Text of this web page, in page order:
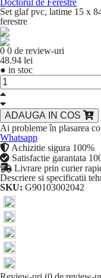
Doctorul de Ferestre
Set glaf pvc, latime 15 x
ferestre
0 0 de review-uri
48.94 lei
● in stoc
ADAUGA IN COS
Ai probleme în plasarea
Whatsapp
Achizitie sigura 100%
Satisfactie garantata
Livrare prin curier
Descriere si specificatii
SKU: G90103002042